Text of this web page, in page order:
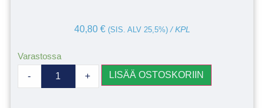
40,80 € (SIS. ALV 25,5%)/ KPL
Varastossa
- + LISÄÄ OSTOSKORIIN